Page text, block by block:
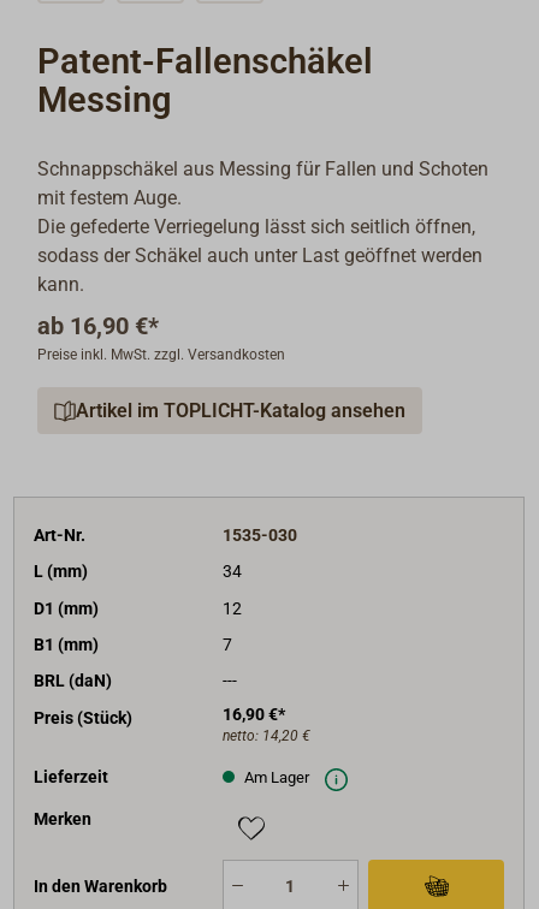
Patent-Fallenschäkel
Messing
Schnappschäkel aus Messing für Fallen und Schoten
mit festem Auge.
Die gefederte Verriegelung lässt sich seitlich öffnen,
sodass der Schäkel auch unter Last geöffnet werden
kann.
ab 16,90 €*
Preise inkl. MwSt. zzgl. Versandkosten
Artikel im TOPLICHT-Katalog ansehen
Art-Nr.
1535-030
L (mm)
34
D1 (mm)
12
B1 (mm)
7
BRL (daN)
---
Preis (Stück)
16,90 €*
netto: 14,20 €
Lieferzeit Am Lager
Merken
In den Warenkorb